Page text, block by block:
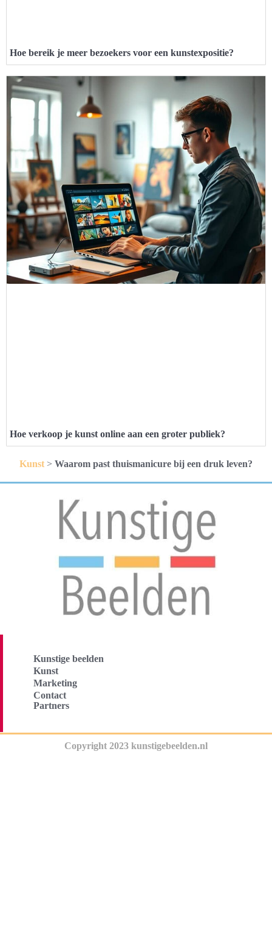
Hoe bereik je meer bezoekers voor een kunstexpositie?
Hoe verkoop je kunst online aan een groter publiek?
Kunst > Waarom past thuismanicure bij een druk leven?
Kunstige beelden
Kunst
Marketing
Contact
Partners
Copyright 2023 kunstigebeelden.nl